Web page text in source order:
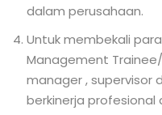
dalam perusahaan.
Untuk membekali
Management
manager , supervisor
berkinerja